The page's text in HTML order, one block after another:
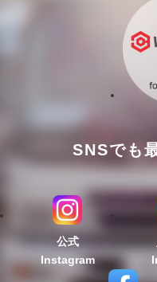
SNSでも
公式
Instagram